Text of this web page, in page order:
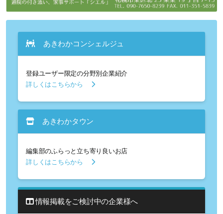
あきわかコンシェルジュ
登録ユーザー限定の分野別企業紹介
詳しくはこちらから
あきわかタウン
編集部のふらっと立ち寄り良いお店
詳しくはこちらから
情報掲載をご検討中の企業様へ